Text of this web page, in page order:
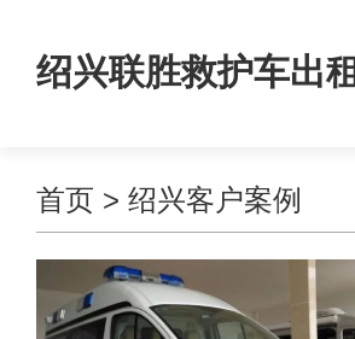
绍兴联胜救护车出租
首页 > 绍兴客户案例